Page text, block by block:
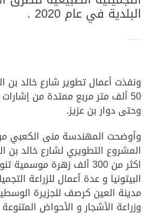
البلدية في عام 2020 .
ونفذت أعمال تطوير شارع خالد بن
50 ألف متر مربع ممتدة من
وحتى دوار بن عزيز.
وأوضحت المهندسة منى الكعبي من
المشروع التطويري لشارع خالد بن
اكثر من 300 ألف زهرة
البيتونيا و عدة أعمال للزراعة
مدينة العين كرصف للجزيرة
وزراعة الأشجار و الأحواض